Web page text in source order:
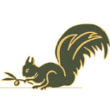
navigation